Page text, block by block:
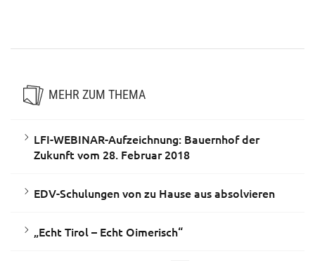
MEHR ZUM THEMA
LFI-WEBINAR-Aufzeichnung: Bauernhof der
Zukunft vom 28. Februar 2018
EDV-Schulungen von zu Hause aus absolvieren
„Echt Tirol – Echt Oimerisch“